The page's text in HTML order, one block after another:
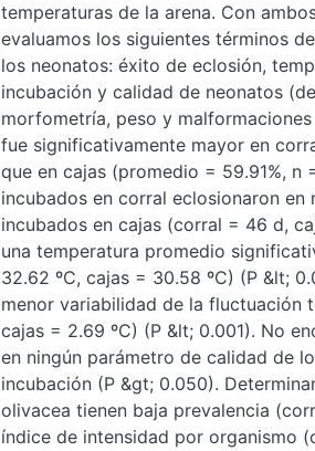
temperaturas de la arena. Con
evaluamos los siguientes términos
los neonatos: éxito de eclosión,
incubación y calidad de neonatos
morfometría, peso y
fue significativamente mayor en
que en cajas (promedio = 59.91%, n
incubados en corral eclosionaron
incubados en cajas (corral = 46 d,
una temperatura promedio
32.62 ºC, cajas = 30.58 ºC) (P &lt;
menor variabilidad de la fluctuación
cajas = 2.69 ºC) (P &lt; 0.001). No
en ningún parámetro de calidad de
incubación (P &gt; 0.050).
olivacea tienen baja prevalencia
índice de intensidad por organismo